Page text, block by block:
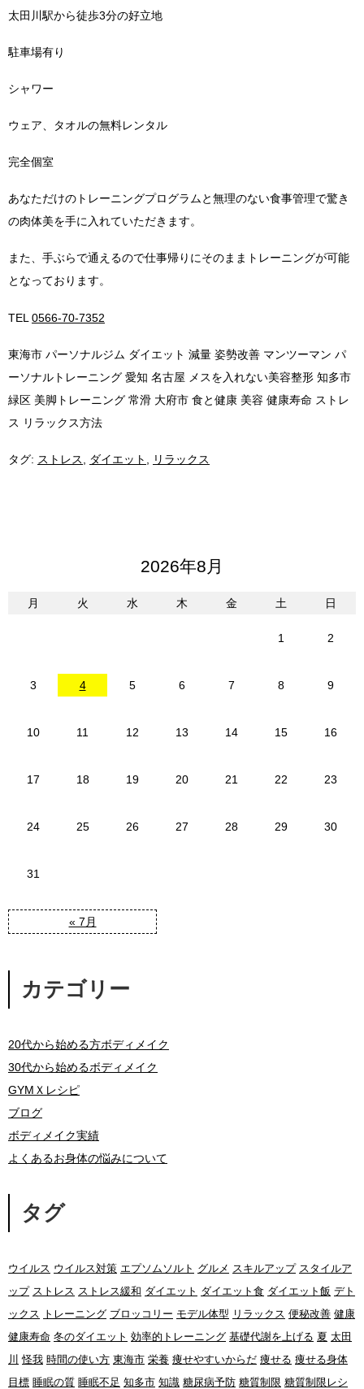
太田川駅から徒歩3分の好立地
駐車場有り
シャワー
ウェア、タオルの無料レンタル
完全個室
あなただけのトレーニングプログラムと無理のない食事管理で驚き
の肉体美を手に入れていただきます。
また、手ぶらで通えるので仕事帰りにそのままトレーニングが可能
となっております。
TEL 0566-70-7352
東海市 パーソナルジム ダイエット 減量 姿勢改善 マンツーマン パ
ーソナルトレーニング 愛知 名古屋 メスを入れない美容整形 知多市
緑区 美脚トレーニング 常滑 大府市 食と健康 美容 健康寿命 ストレ
ス リラックス方法
タグ: ストレス ダイエット リラックス
2026年8月
月 火 水 木 金 土 日
« 7月
1 2
3 4 5 6 7 8 9
10 11 12 13 14 15 16
17 18 19 20 21 22 23
24 25 26 27 28 29 30
31
カテゴリー
20代から始める方ボディメイク
30代から始めるボディメイク
GYMＸレシピ
ブログ
ボディメイク実績
よくあるお身体の悩みについて
タグ
ウイルス ウイルス対策 エプソムソルト グルメ スキルアップ スタイルア
ップ ストレス ストレス緩和 ダイエット ダイエット食 ダイエット飯 デト
ックス
トレーニング ブロッコリー モデル体型 リラックス 便秘改善 健康
健康寿命 冬のダイエット 効率的トレーニング 基礎代謝を上げる 夏 太田
川 怪我 時間の使い方 東海市 栄養 痩せやすいからだ 痩せる 痩せる身体
目標 睡眠の質 睡眠不足 知多市 知識 糖尿病予防 糖質制限 糖質制限レシ